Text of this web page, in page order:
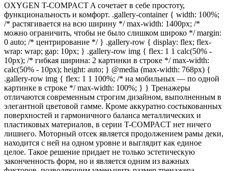
OXYGEN T-COMPACT A сочетает в себе простоту,
функциональность и комфорт. .gallery-container { width: 100%;
/* растягивается на всю ширину */ max-width: 1400px; /*
можно ограничить, чтобы не было слишком широко */ margin:
0 auto; /* центрирование */ } .gallery-row { display: flex; flex-
wrap: wrap; gap: 10px; } .gallery-row img { flex: 1 1 calc(50% -
10px); /* гибкая ширина: 2 картинки в строке */ max-width:
calc(50% - 10px); height: auto; } @media (max-width: 768px) {
.gallery-row img { flex: 1 1 100%; /* на мобильных — по одной
картинке в строке */ max-width: 100%; } } Тренажеры
отличаются современным строгим дизайном, выполненным в
элегантной цветовой гамме. Кроме аккуратно состыкованных
поверхностей и гармоничного баланса металлических и
пластиковых материалов, в серии T-COMPACT нет ничего
лишнего. Моторный отсек является продолжением рамы деки,
находится с ней на одном уровне и выглядит как единое
целое. Такое решение придает не только эстетическую
законченность форм, но и является одним из важных